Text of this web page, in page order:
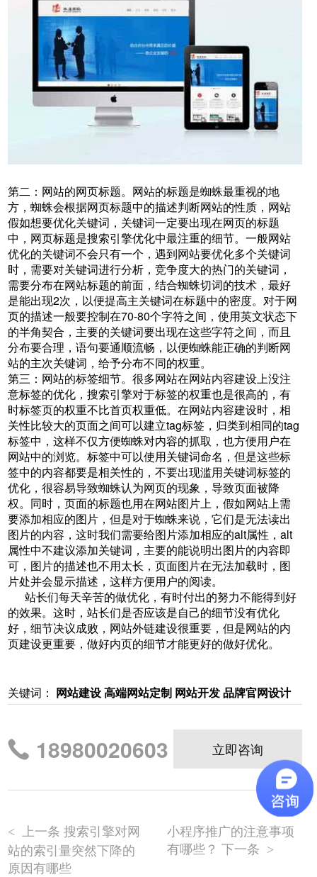
第二：网站的网页标题。网站的标题是蜘蛛最重视的地
方，蜘蛛会根据网页标题中的描述判断网站的性质，网站
假如想要优化关键词，关键词一定要出现在网页的标题
中，网页标题是搜索引擎优化中最注重的细节。一般网站
优化的关键词不会只有一个，遇到网站要优化多个关键词
时，需要对关键词进行分析，竞争度大的热门的关键词，
需要分布在网站标题的前面，结合蜘蛛切词的技术，最好
是能出现2次，以便提高主关键词在标题中的密度。对于网
页的描述一般要控制在70-80个字符之间，使用英文状态下
的半角契合，主要的关键词要出现在这些字符之间，而且
分布要合理，语句要通顺流畅，以便蜘蛛能正确的判断网
站的主次关键词，给予分布不同的权重。
第三：网站的标签细节。很多网站在网站内容建设上没注
意标签的优化，搜索引擎对于标签的权重也是很高的，有
时标签页的权重不比首页权重低。在网站内容建设时，相
关性比较大的页面之间可以建立tag标签，归类到相同的tag
标签中，这样不仅方便蜘蛛对内容的抓取，也方便用户在
网站中的浏览。标签中可以使用关键词命名，但是这些标
签中的内容都要是相关性的，不要出现滥用关键词标签的
优化，很容易导致蜘蛛认为网页的现象，导致页面被降
权。同时，页面的标题也用在网站图片上，假如网站上需
要添加相应的图片，但是对于蜘蛛来说，它们是无法读出
图片的内容，这时我们需要给图片添加相应的alt属性，alt
属性中不建议添加关键词，主要的能说明出图片的内容即
可，图片的描述也不用太长，页面图片在无法加载时，图
片处并会显示描述，这样方便用户的阅读。
站长们每天辛苦的做优化，有时付出的努力不能得到好
的效果。这时，站长们是否应该是自己的细节没有优化
好，细节决议成败，网站外链建设很重要，但是网站的内
页建设更重要，做好内页的细节才能更好的做好优化。
关键词： 网站建设 高端网站定制 网站开发 品牌官网设计
18980020603 立即咨询
<
上一条 搜索引擎对网
站的索引量突然下降的
原因有哪些
小程序推广的注意事项
有哪些？ 下一条 >